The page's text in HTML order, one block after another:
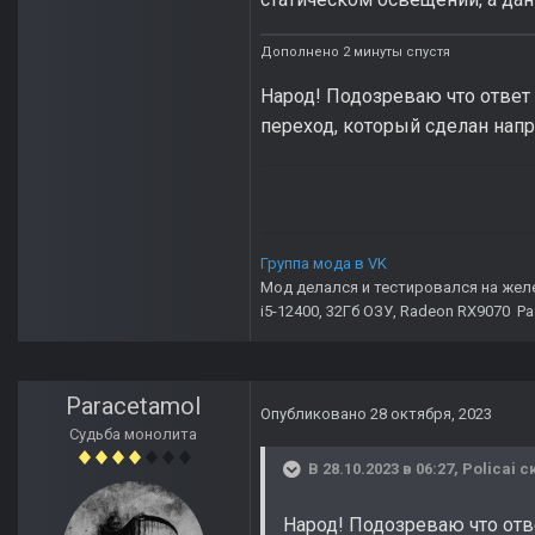
Дополнено 2 минуты спустя
Народ! Подозреваю что
переход, который сделан
Группа мода в VK
Мод делался и тестировался на
i5-12400, 32Гб ОЗУ, Radeon RX9070
Paracetamol
Судьба монолита
Опубликовано 28 октября, 2023
В 28.10.2023 в 06:27, Policai
Народ! Подозреваю что